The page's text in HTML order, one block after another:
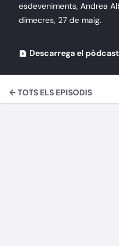
esdeveniments, Andrea
dimecres, 27 de maig.
Descarrega el pòdcast
← TOTS ELS EPISODIS